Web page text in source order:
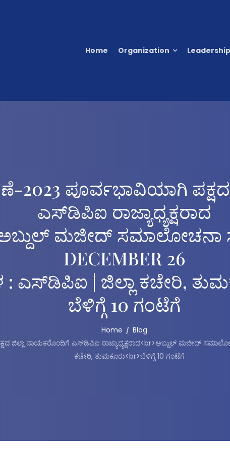
Home Organization Leadership
2023 ಪೂರ್ವಭಾವಿಯಾಗಿ
ಎಸ್‌ಡಿಪಿಐ ರಾಜ್ಯಾಧ್ಯಕ್ಷರಾದ
ಮಜೀದ್ ಸಮಾಲೋಚನಾ
DECEMBER 26
: ಎಸ್‌ಡಿಪಿಐ | ಜಿಲ್ಲಾ ಕಚೇರಿ,
ಬೆಳಿಗ್ಗೆ 10 ಗಂಟೆಗೆ
Home
Blog
ಜಿಲ್ಲಾ ನಾಯಕರೊಂದಿಗೆ ಎಸ್‌ಡಿಪಿಐ ರಾಜ್ಯಾಧ್ಯಕ್ಷರಾದ<br>ಅಬ್ದುಲ್ ಮಜೀದ್
ಕಚೇರಿ, ತುಮಕೂರು<br>ಬೆಳಿಗ್ಗೆ 10 ಗಂಟೆಗೆ